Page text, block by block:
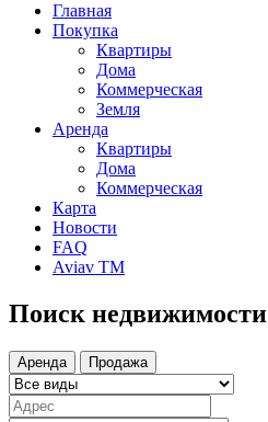
Главная
Покупка
Квартиры
Дома
Коммерческая
Земля
Аренда
Квартиры
Дома
Коммерческая
Карта
Новости
FAQ
Aviav TM
Поиск недвижимости
Аренда Продажа